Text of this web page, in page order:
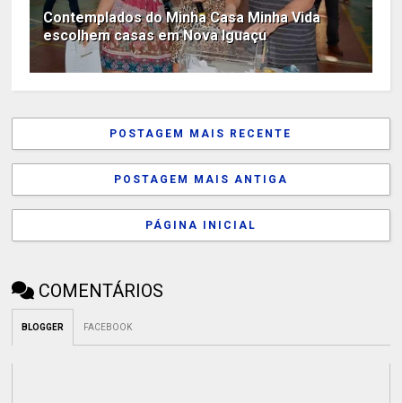
Contemplados do Minha Casa Minha Vida
escolhem casas em Nova Iguaçu
POSTAGEM MAIS RECENTE
POSTAGEM MAIS ANTIGA
PÁGINA INICIAL
COMENTÁRIOS
BLOGGER FACEBOOK